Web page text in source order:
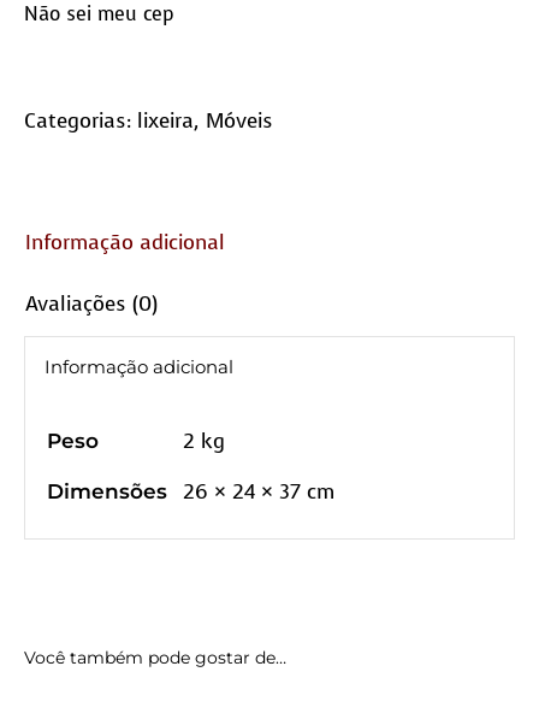
madeira
Não sei meu cep
Categorias: lixeira, Móveis
Informação adicional
Avaliações (0)
Informação adicional
Peso 2 kg
Dimensões 26 × 24 × 37 cm
Você também pode gostar de…